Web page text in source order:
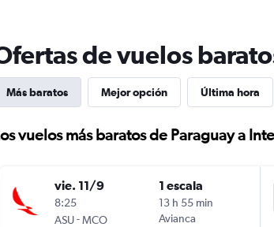
de vuelos
Más baratos Mejor opción Última hora
vuelos más baratos de Paraguay a
vie. 11/9
8:25
ASU-MCO
1 escala
13 h 55 min
Avianca